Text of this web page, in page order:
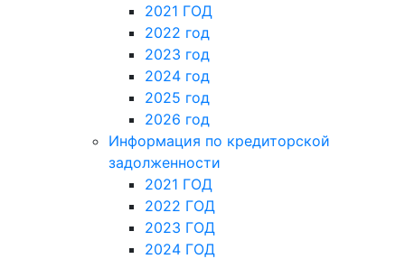
2021 ГОД
2022 год
2023 год
2024 год
2025 год
2026 год
Информация по кредиторской
задолженности
2021 ГОД
2022 ГОД
2023 ГОД
2024 ГОД